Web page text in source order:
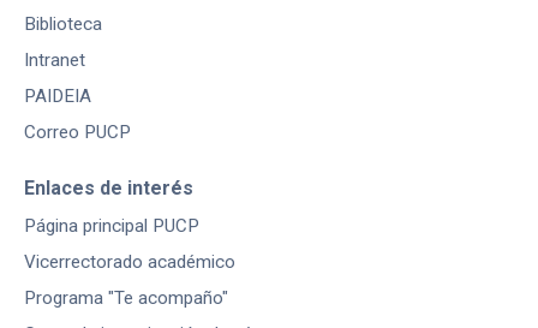
Biblioteca
Intranet
PAIDEIA
Correo PUCP
Enlaces de interés
Página principal PUCP
Vicerrectorado académico
Programa "Te acompaño"